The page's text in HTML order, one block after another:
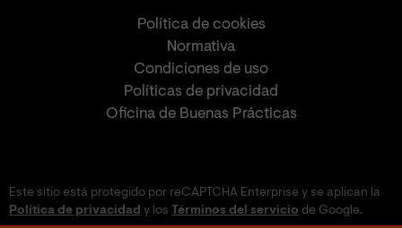
Política de cookies
Normativa
Condiciones de uso
Políticas de privacidad
Oficina de Buenas Prácticas
Este sitio está protegido por reCAPTCHA Enterprise y se aplican la
Política de privacidad y los Términos del servicio de Google.